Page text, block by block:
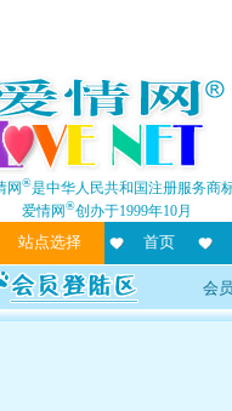
网®是中华人民共和国注册服务商
爱情网®创办于1999年10月
站点选择 首页
会